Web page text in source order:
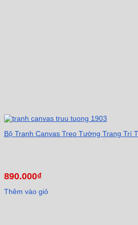
Bộ Tranh Canvas Treo Tường Trang Trí
890.000₫
Thêm vào giỏ